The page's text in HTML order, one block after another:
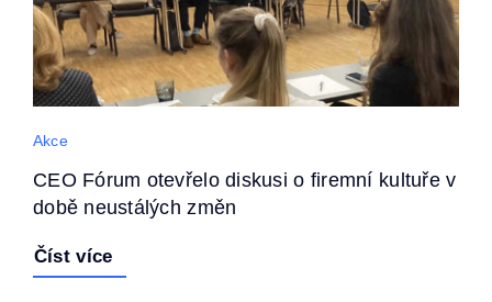
Akce
CEO Fórum otevřelo diskusi o firemní kultuře v
době neustálých změn
Číst více